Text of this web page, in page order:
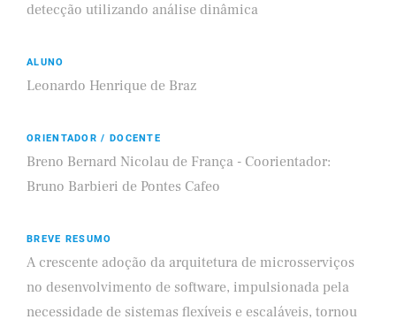
detecção utilizando análise dinâmica
ALUNO
Leonardo Henrique de Braz
ORIENTADOR / DOCENTE
Breno Bernard Nicolau de França - Coorientador:
Bruno Barbieri de Pontes Cafeo
BREVE RESUMO
A crescente adoção da arquitetura de microsserviços
no desenvolvimento de software, impulsionada pela
necessidade de sistemas flexíveis e escaláveis, tornou